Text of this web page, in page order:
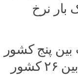
نرخ
آن در سال ۱۳۸۵ نخست بین پنج کشور
امضا شد، این امکان را می‌دهد که با یک روادید بین ۲۶ کشور